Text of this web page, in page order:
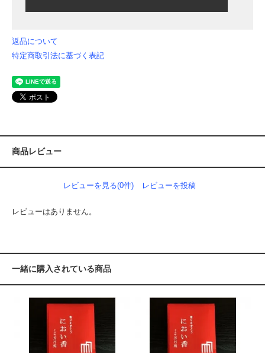
返品について
特定商取引法に基づく表記
商品レビュー
レビューを見る(0件) レビューを投稿
レビューはありません。
一緒に購入されている商品